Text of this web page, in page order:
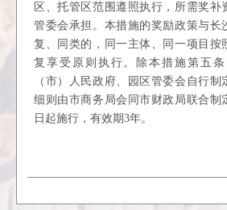
区、托管区范围遵照执行，所需奖补
管委会承担。本措施的奖励政策与长
复、同类的，同一主体、同一项目按
复享受原则执行。除本措施第五
（市）人民政府、园区管委会自行
细则由市商务局会同市财政局联合制
日起施行，有效期3年。